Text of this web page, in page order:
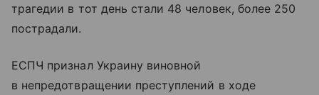
трагедии в тот день стали 48 человек, более 250
пострадали.
ЕСПЧ признал Украину виновной
в непредотвращении преступлений в ходе